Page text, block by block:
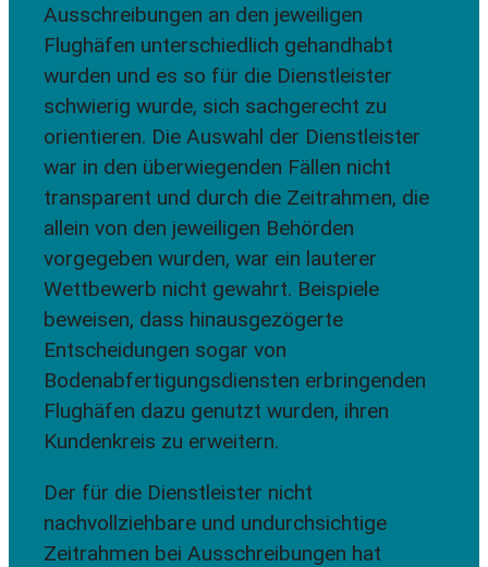
Ausschreibungen an den jeweiligen
Flughäfen unterschiedlich gehandhabt
wurden und es so für die Dienstleister
schwierig wurde, sich sachgerecht zu
orientieren. Die Auswahl der Dienstleister
war in den überwiegenden Fällen nicht
transparent und durch die Zeitrahmen, die
allein von den jeweiligen Behörden
vorgegeben wurden, war ein lauterer
Wettbewerb nicht gewahrt. Beispiele
beweisen, dass hinausgezögerte
Entscheidungen sogar von
Bodenabfertigungsdiensten erbringenden
Flughäfen dazu genutzt wurden, ihren
Kundenkreis zu erweitern.
Der für die Dienstleister nicht
nachvollziehbare und undurchsichtige
Zeitrahmen bei Ausschreibungen hat